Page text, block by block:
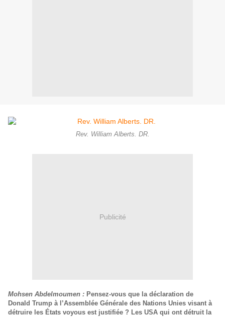
Rev. William Alberts. DR.
Publicité
Mohsen Abdelmoumen : Pensez-vous que la déclaration de
Donald Trump à l’Assemblée Générale des Nations Unies visant à
détruire les États voyous est justifiée ? Les USA qui ont détruit la